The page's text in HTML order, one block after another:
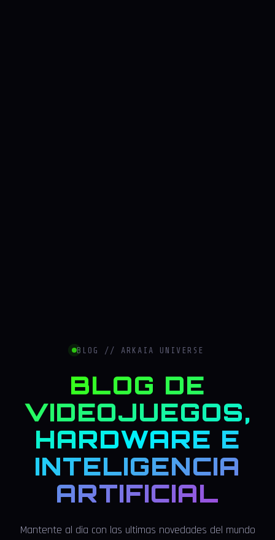
BLOG // ARKAIA UNIVERSE
BLOG DE
VIDEOJUEGOS,
HARDWARE E
INTELIGENCIA
ARTIFICIAL
Mantente al dia con las ultimas novedades del mundo